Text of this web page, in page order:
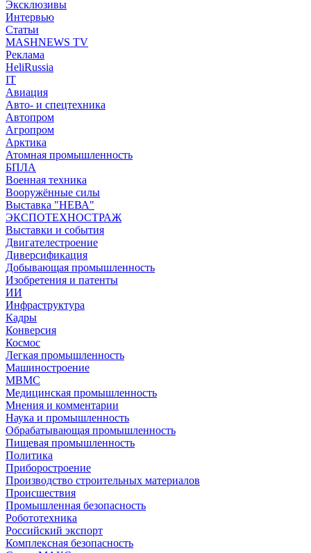
Эксклюзивы
Интервью
Статьи
MASHNEWS TV
Реклама
HeliRussia
IT
Авиация
Авто- и спецтехника
Автопром
Агропром
Арктика
Атомная промышленность
БПЛА
Военная техника
Вооружённые силы
Выставка "НЕВА"
ЭКСПОТЕХНОСТРАЖ
Выставки и события
Двигателестроение
Диверсификация
Добывающая промышленность
Изобретения и патенты
ИИ
Инфраструктура
Кадры
Конверсия
Космос
Легкая промышленность
Машиностроение
МВМС
Медицинская промышленность
Мнения и комментарии
Наука и промышленность
Обрабатывающая промышленность
Пищевая промышленность
Политика
Приборостроение
Производство строительных материалов
Происшествия
Промышленная безопасность
Робототехника
Российский экспорт
Комплексная безопасность